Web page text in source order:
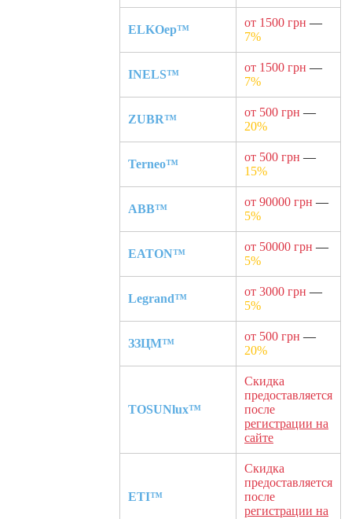
ELKOep™
от 1500 грн —
7%
INELS™
от 1500 грн —
7%
ZUBR™
от 500 грн —
20%
Terneo™
от 500 грн —
15%
ABB™
от 90000 грн —
5%
EATON™
от 50000 грн —
5%
Legrand™
от 3000 грн —
5%
ЗЗЦМ™
от 500 грн —
20%
TOSUNlux™
Скидка
предоставляется
после
регистрации на
сайте
ETI™
Скидка
предоставляется
после
регистрации на